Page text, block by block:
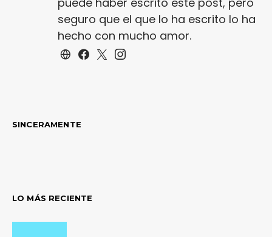
seguro que el que lo ha escrito lo ha
hecho con mucho amor.
SINCERAMENTE
LO MÁS RECIENTE